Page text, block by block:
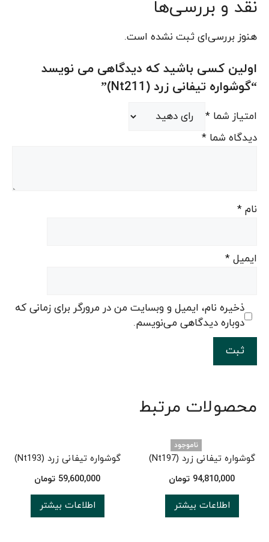
نقد و بررسی‌ها
هنوز بررسی‌ای ثبت نشده است.
اولین کسی باشید که دیدگاهی می نویسد
“گوشواره تیفانی زرد (Nt211)”
امتیاز شما *
دیدگاه شما *
نام *
ایمیل *
ذخیره نام، ایمیل و وبسایت من در مرورگر برای زمانی که
دوباره دیدگاهی می‌نویسم.
محصولات مرتبط
ناموجود
گوشواره تیفانی زرد (Nt197)
94,810,000 تومان
اطلاعات بیشتر
گوشواره تیفانی زرد (Nt193)
59,600,000 تومان
اطلاعات بیشتر